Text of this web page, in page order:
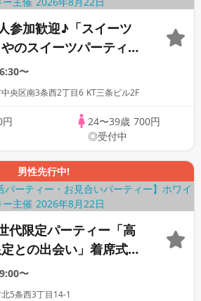
参加歓迎♪「スイーツ
のスイーツパーティ
AI
ングあり
〜
央区南3条西2丁目6 KT三条ビル2F
円
24〜39歳 700円
◎受付中
男性先行中!
代限定パーティー「高
との出会い」着席式全
Matching/マッチン
〜
5条西3丁目14-1